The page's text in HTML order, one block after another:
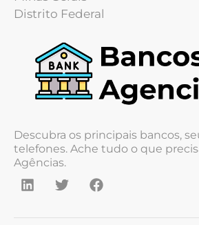
Distrito Federal
Descubra os principais bancos,
telefones. Ache tudo o que
Agências.